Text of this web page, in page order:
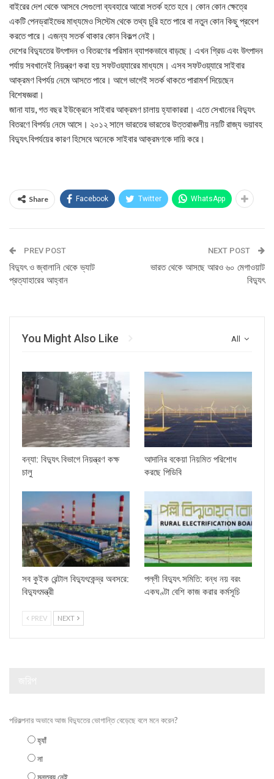
বাইরের দেশ থেকে আসবে সেগুলো ব্যবহারে আরো সতর্ক হতে হবে। কোন কোন ক্ষেত্রে
একটি পেনড্রাইভের মাধ্যমেও সিস্টেম থেকে তথ্য চুরি হতে পারে বা নতুন কোন কিছু প্রবেশ
করতে পারে। এজন্য সতর্ক থাকার কোন বিকল্প নেই।
দেশের বিদ্যুতের উৎপাদন ও বিতরণের পরিমান ব্যাপকভাবে বাড়ছে। এখন গ্রিড এবং উৎপাদন
পর্যায় সবখানেই নিয়ন্ত্রণ করা হয় সফটওয়্যারের মাধ্যমে। এসব সফটওয়্যারে সাইবার
আক্রমণ বিপর্যয় নেমে আসতে পারে। আগে ভাগেই সতর্ক থাকতে পারামর্শ দিয়েছেন
বিশেষজ্ঞরা।
জানা যায়, গত বছর ইউক্রেনে সাইবার আক্রমণ চালায় হ্যাকাররা। এতে সেখানের বিদ্যুৎ
বিতরণে বিপর্যয় নেমে আসে। ২০১২ সালে ভারতের ভারতের উত্তরাঞ্চলীয় নয়টি রাজ্য ভয়াবহ
বিদ্যুৎ বিপর্যয়ের কারণ হিসেবে অনেকে সাইবার আক্রমণকে দায়ি করে।
Share Facebook Twitter WhatsApp
PREV POST
বিদ্যুৎ ও জ্বালানি থেকে ভ্যাট
প্রত্যাহারের আহ্বান
NEXT POST
ভারত থেকে আসছে আরও ৬০ মেগাওয়াট
বিদ্যুৎ
All
You Might Also Like
বন্যা: বিদ্যুৎ বিভাগে নিয়ন্ত্রণ কক্ষ
চালু
আদানির বকেয়া নিয়মিত পরিশোধ
করছে পিডিবি
সব কুইক রেন্টাল বিদ্যুৎকেন্দ্র অবসরে:
বিদ্যুৎমন্ত্রী
পল্লী বিদ্যুৎ সমিতি: বন্ধ নয় বরং
একঘণ্টা বেশি কাজ করার কর্মসূচি
PREV NEXT
পরিকল্পনার অভাবে আজ বিদ্যুতের ভোগান্তি বেড়েছে বলে মনে করেন?
হ্যাঁ
না
মন্তব্য নেই